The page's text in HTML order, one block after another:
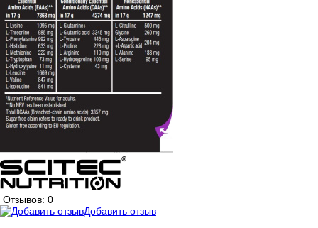
Отзывов: 0
Добавить отзыв